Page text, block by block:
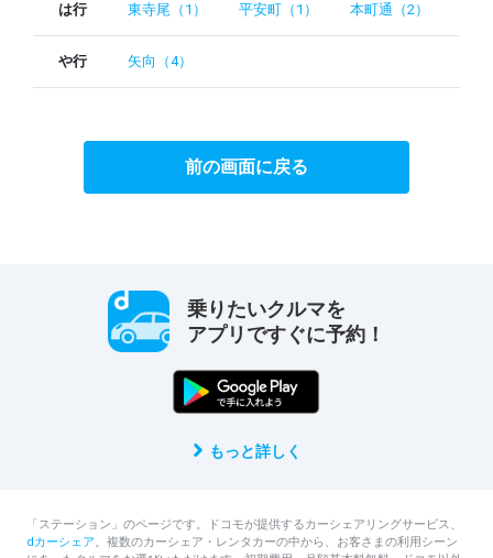
は行 東寺尾（1） 平安町（1） 本町通（2）
や行 矢向（4）
前の画面に戻る
乗りたいクルマを
アプリですぐに予約！
もっと詳しく
「ステーション」のページです。ドコモが提供するカーシェアリングサービス、
dカーシェア。複数のカーシェア・レンタカーの中から、お客さまの利用シーン